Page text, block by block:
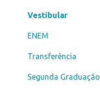
Vestibular
ENEM
Transferência
Segunda Graduação